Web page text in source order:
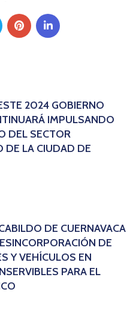
2024 GOBIERNO
IMPULSANDO
DEL SECTOR
DE LA CIUDAD DE
DE CUERNAVACA
DE
Y VEHÍCULOS EN
PARA EL